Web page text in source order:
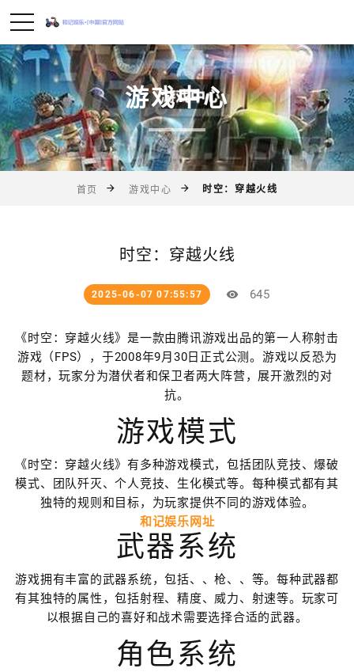
游戏中心
首页 游戏中心 时空：穿越火线
时空：穿越火线
2025-06-07 07:55:57 645
《时空：穿越火线》是一款由腾讯游戏出品的第一人称射击
游戏（FPS），于2008年9月30日正式公测。游戏以反恐为
题材，玩家分为潜伏者和保卫者两大阵营，展开激烈的对
抗。
游戏模式
《时空：穿越火线》有多种游戏模式，包括团队竞技、爆破
模式、团队歼灭、个人竞技、生化模式等。每种模式都有其
独特的规则和目标，为玩家提供不同的游戏体验。
和记娱乐网址
武器系统
游戏拥有丰富的武器系统，包括、、枪、、等。每种武器都
有其独特的属性，包括射程、精度、威力、射速等。玩家可
以根据自己的喜好和战术需要选择合适的武器。
角色系统